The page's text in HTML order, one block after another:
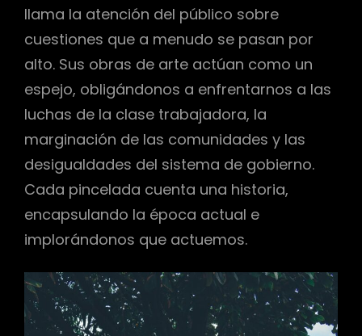
llama la atención del público sobre
cuestiones que a menudo se pasan por
alto. Sus obras de arte actúan como un
espejo, obligándonos a enfrentarnos a las
luchas de la clase trabajadora, la
marginación de las comunidades y las
desigualdades del sistema de gobierno.
Cada pincelada cuenta una historia,
encapsulando la época actual e
implorándonos que actuemos.